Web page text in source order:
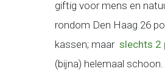
giftig voor mens en
rondom Den Haag 26
kassen; maar slechts 2
(bijna) helemaal schoon.